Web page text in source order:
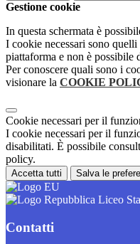
Gestione cookie
In questa schermata è
I cookie necessari sono
piattaforma e non è possibile
Per conoscere quali sono i
visionare la COOKIE
Cookie necessari per il
I cookie necessari per il
disabilitati. È possibile
policy.
Accetta tutti Salva le
Liceo
Contatti